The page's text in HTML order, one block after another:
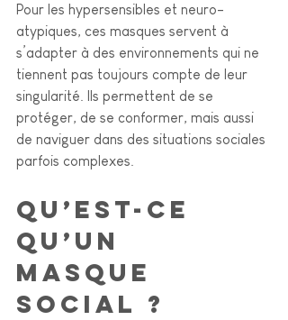
Pour les hypersensibles et neuro-
atypiques, ces masques servent à
s’adapter à des environnements qui ne
tiennent pas toujours compte de leur
singularité. Ils permettent de se
protéger, de se conformer, mais aussi
de naviguer dans des situations sociales
parfois complexes.
Qu’est-ce
qu’un
masque
social ?